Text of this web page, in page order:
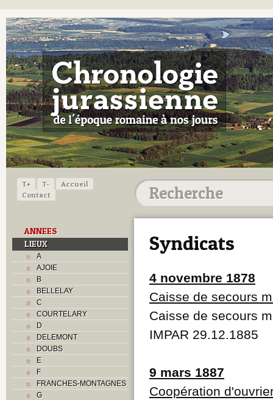
T+ T-
Accueil
Contact
ANNEES
LIEUX
A
AJOIE
B
BELLELAY
C
COURTELARY
D
DELEMONT
DOUBS
E
F
FRANCHES-MONTAGNES
G
Syndicats
4 novembre 1878
Caisse de secours
Caisse de secours
IMPAR 29.12.1885
9 mars 1887
Coopération